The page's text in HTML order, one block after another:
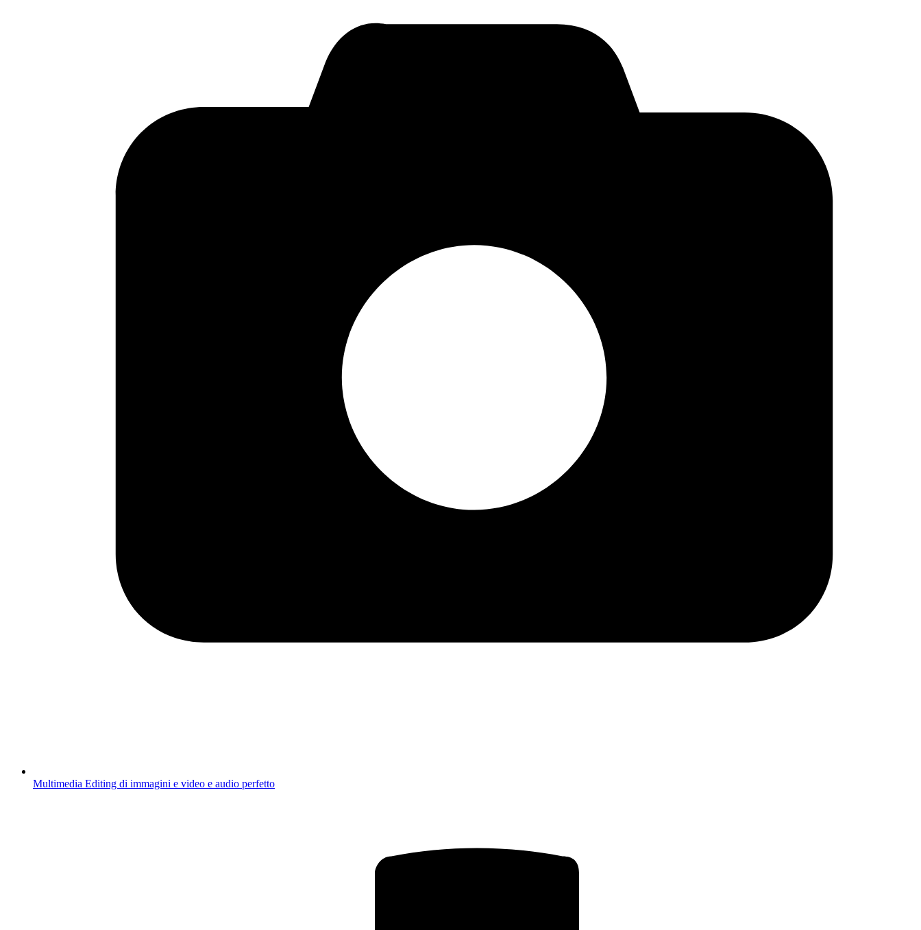
Multimedia Editing di immagini e video e audio perfetto